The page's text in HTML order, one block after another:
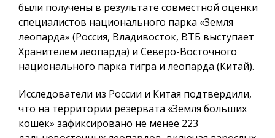
были получены в результате совместной оценки
специалистов национального парка «Земля
леопарда» (Россия, Владивосток, ВТБ выступает
Хранителем леопарда) и Северо-Восточного
национального парка тигра и леопарда (Китай).
Исследователи из России и Китая подтвердили,
что на территории резервата «Земля больших
кошек» зафиксировано не менее 223